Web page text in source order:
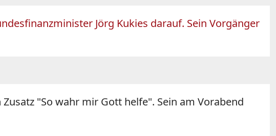
Jörg Kukies darauf. Sein Vorgänger
"So wahr mir Gott helfe". Sein am Vorabend